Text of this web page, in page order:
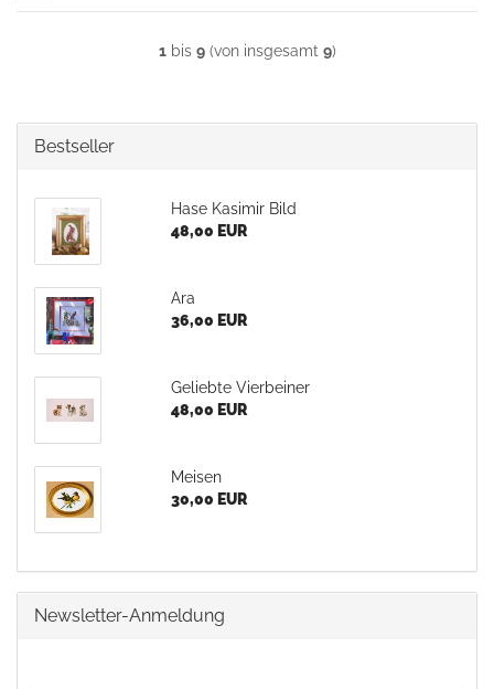
1bis 9(von insgesamt 9)
Bestseller
Hase Kasimir Bild
48,00 EUR
Ara
36,00 EUR
Geliebte Vierbeiner
48,00 EUR
Meisen
30,00 EUR
Newsletter-Anmeldung